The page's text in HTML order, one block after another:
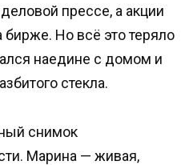
прессе, а акции
Но всё это теряло
наедине с домом и
стекла.
снимок
Марина — живая,